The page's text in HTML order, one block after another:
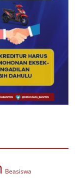
Beasiswa